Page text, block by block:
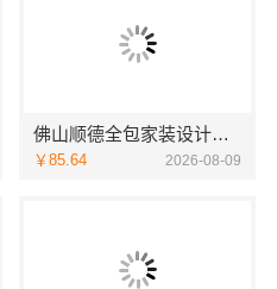
佛山顺德全包家装设计，雅居美家一站式服务从设计到落地
￥85.64 2026-08-09